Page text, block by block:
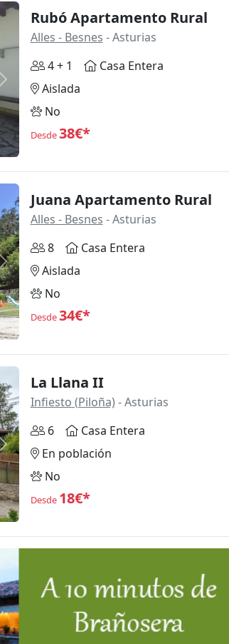
Siguiente
Rubó Apartamento Rural
Alles - Besnes - Asturias
4 + 1
Casa Entera
Aislada
No
Desde38€*
Siguiente
Juana Apartamento Rural
Alles - Besnes - Asturias
8
Casa Entera
Aislada
No
Desde34€*
Siguiente
La Llana II
Infiesto (Piloña) - Asturias
6
Casa Entera
En población
No
Desde 18€*